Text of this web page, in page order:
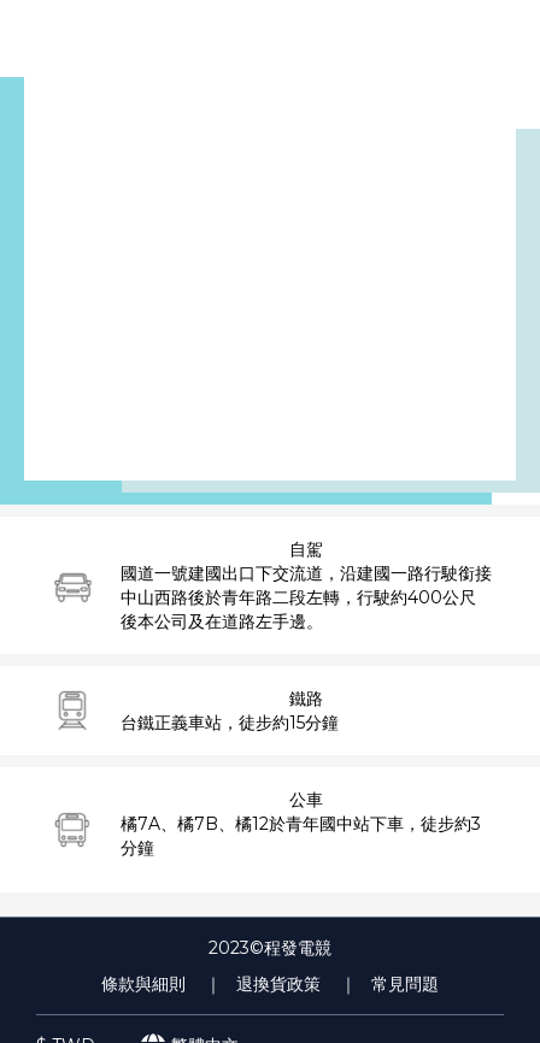
自駕
國道一號建國出口下交流道，沿建國一路行駛銜接
中山西路後於青年路二段左轉，行駛約400公尺
後本公司及在道路左手邊。
鐵路
台鐵正義車站，徒步約15分鐘
公車
橘7A、橘7B、橘12於青年國中站下車，徒步約3
分鐘
2023©程發電競
條款與細則
｜ 退換貨政策 ｜ 常見問題